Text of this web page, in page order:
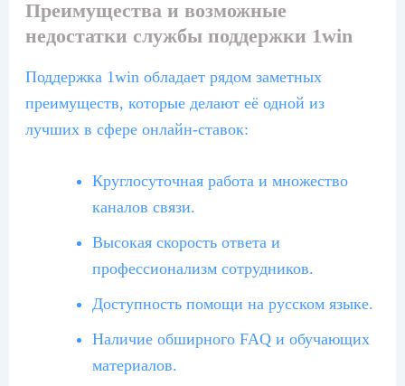
Преимущества и возможные
недостатки службы поддержки 1win
Поддержка 1win обладает рядом заметных
преимуществ, которые делают её одной из
лучших в сфере онлайн-ставок:
Круглосуточная работа и множество
каналов связи.
Высокая скорость ответа и
профессионализм сотрудников.
Доступность помощи на русском языке.
Наличие обширного FAQ и обучающих
материалов.